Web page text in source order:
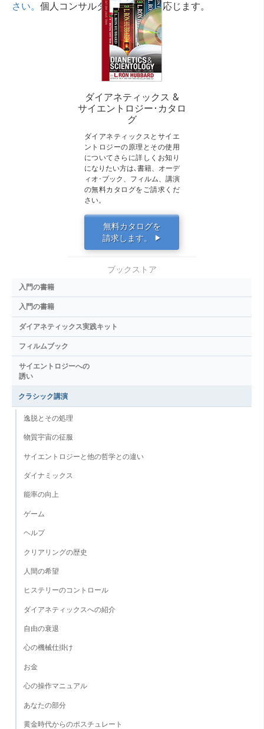
さい。 個人コンサルタントが相談に応じます。
ダイアネティックス &
サイエントロジー･カタロ
グ
ダイアネティックスとサイエ
ントロジーの原理とその使用
についてさらに詳しくお知り
になりたい方は､書籍、オーデ
ィオ･ブック、フィルム、講演
の無料カタログをご請求くだ
さい。
無料カタログを
請求します。
▶
ブックストア
入門の書籍
入門の書籍
ダイアネティックス実践キット
フィルムブック
サイエントロジーへの
誘い
クラシック講演
逸脱とその処理
物質宇宙の征服
サイエントロジーと他の哲学との違い
ダイナミックス
能率の向上
ゲーム
ヘルプ
クリアリングの歴史
人間の希望
ヒステリーのコントロール
ダイアネティックスへの紹介
自由の衰退
心の機械仕掛け
お金
心の操作マニュアル
あなたの部分
黄金時代からのポスチュレート